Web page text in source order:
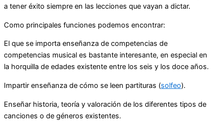
a tener éxito siempre en las lecciones que vayan a dictar.
Como principales funciones podemos encontrar:
El que se importa enseñanza de competencias de
competencias musical es bastante interesante, en especial en
la horquilla de edades existente entre los seis y los doce años.
Impartir enseñanza de cómo se leen partituras (solfeo).
Enseñar historia, teoría y valoración de los diferentes tipos de
canciones o de géneros existentes.